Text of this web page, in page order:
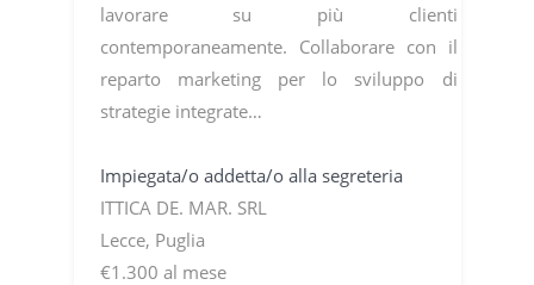
lavorare su più clienti
contemporaneamente. Collaborare con il
reparto marketing per lo sviluppo di
strategie integrate…
Impiegata/o addetta/o alla segreteria
ITTICA DE. MAR. SRL
Lecce, Puglia
€1.300 al mese